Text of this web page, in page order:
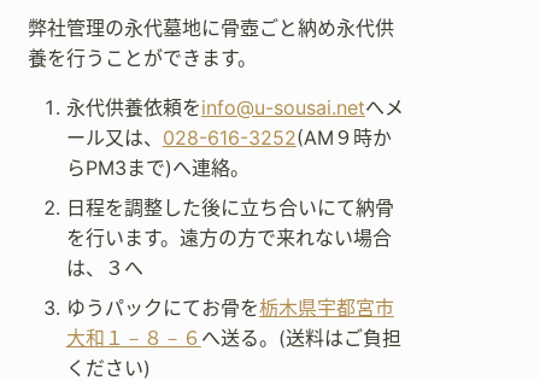
弊社管理の永代墓地に骨壺ごと納め永代供
養を行うことができます。
永代供養依頼をinfo@u-sousai.netへメ
ール又は、 028-616-3252(AM９時か
らPM3まで)へ連絡。
日程を調整した後に立ち合いにて納骨
を行います。遠方の方で来れない場合
は、３へ
ゆうパックにてお骨を栃木県宇都宮市
大和１－８－６ へ送る。(送料はご負担
ください)